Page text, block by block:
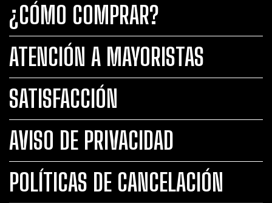
¿CÓMO COMPRAR?
ATENCIÓN A MAYORISTAS
SATISFACCIÓN
AVISO DE PRIVACIDAD
POLÍTICAS DE CANCELACIÓN